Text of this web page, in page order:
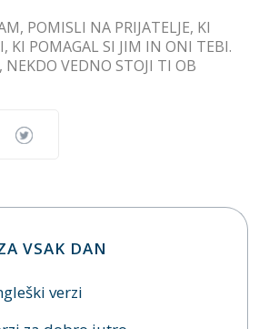
POMISLI NA PRIJATELJE, KI
KI POMAGAL SI JIM IN ONI TEBI.
VEDNO STOJI TI OB
VSAK DAN
verzi